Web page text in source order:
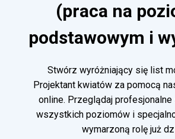
(praca na
podstawowym i
Stwórz wyróżniający się list
Projektant kwiatów za pomocą
online. Przeglądaj
wszystkich poziomów i
wymarzoną rolę już